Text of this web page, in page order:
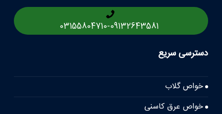
03155804710-09132643581
دسترسی سریع
خواص گلاب
خواص عرق کاسنی